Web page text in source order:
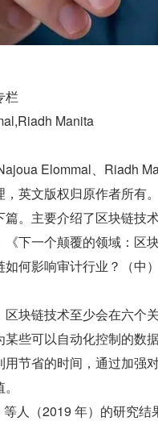
栏
Manita
Elommal、Riadh
，英文版权归原作者所有
。主要介绍了区块链技
下一个颠覆的领域：区
何影响审计行业？（中
块链技术至少会在六个
些可以自动化控制的数
节省的时间，通过加强
人（2019 年）的研究